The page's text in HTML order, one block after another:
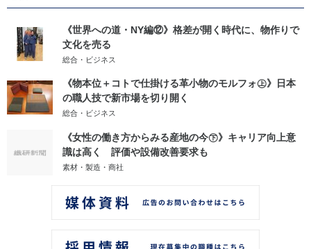
《世界への道・NY編⑫》格差が開く時代に、物作りで
文化を売る
総合・ビジネス
《物本位＋コトで仕掛ける革小物のモルフォ㊤》日本
の職人技で新市場を切り開く
総合・ビジネス
《女性の働き方からみる産地の今㊦》キャリア向上意
識は高く 評価や設備改善要求も
素材・製造・商社